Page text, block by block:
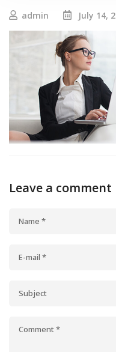
admin July 14,
Leave a comment